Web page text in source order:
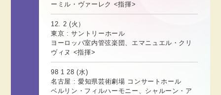
ーミル・ヴァーレク <指揮>
12. 2 (火）
東京 : サントリーホール
ヨーロッパ室内管弦楽団、エマニュエル・クリ
ヴィヌ <指揮>
98 1 28 (水)
名古屋 : 愛知県芸術劇場 コンサートホール
ベルリン・フィルハーモニー、シャルーン・ア